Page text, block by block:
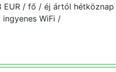
EUR / fő / éj ártól hétköznap
WiFi /